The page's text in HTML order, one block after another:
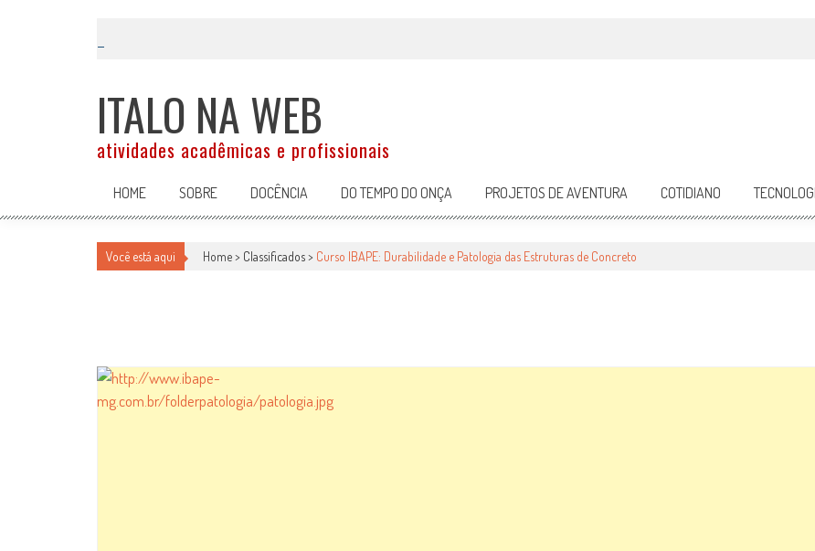
ITALO NA WEB
atividades acadêmicas e profissionais
HOME SOBRE DOCÊNCIA DO TEMPO DO ONÇA PROJETOS DE AVENTURA COTIDIANO
Você está aqui Home > Classificados> Curso IBAPE: Durabilidade e Patologia das Estruturas de Concreto
CURSO IBAPE: DURABILIDADE E PATOLOGIA DAS ESTRUTURAS DE CONCRETO
Classificados